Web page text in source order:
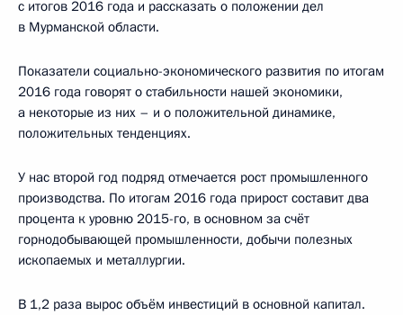
с итогов 2016 года и рассказать о положении дел
в Мурманской области.
Показатели социально-экономического развития по итогам
2016 года говорят о стабильности нашей экономики,
а некоторые из них – и о положительной динамике,
положительных тенденциях.
У нас второй год подряд отмечается рост промышленного
производства. По итогам 2016 года прирост составит два
процента к уровню 2015-го, в основном за счёт
горнодобывающей промышленности, добычи полезных
ископаемых и металлургии.
В 1,2 раза вырос объём инвестиций в основной капитал.